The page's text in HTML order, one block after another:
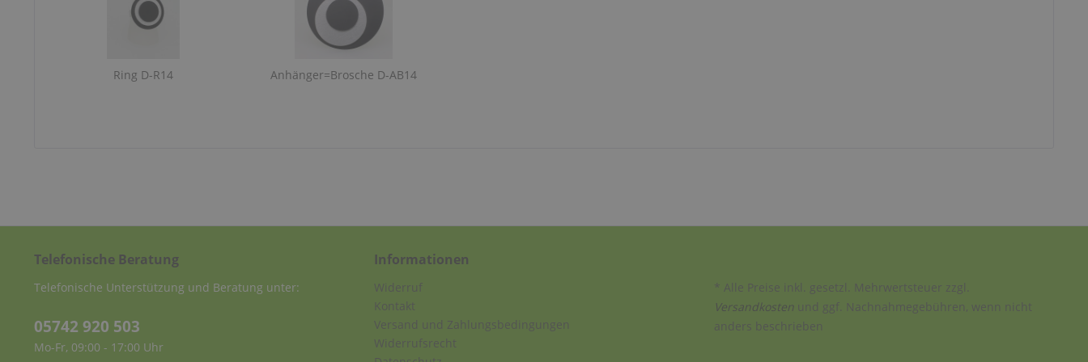
Ring D-R14 Anhänger=Brosche D-AB14
Telefonische Beratung
Telefonische Unterstützung und Beratung unter:
05742 920 503
Mo-Fr, 09:00 - 17:00 Uhr
Informationen
Widerruf
Kontakt
Versand und Zahlungsbedingungen
Widerrufsrecht
* Alle Preise inkl. gesetzl. Mehrwertsteuer zzgl.
Versandkosten und ggf. Nachnahmegebühren, wenn nicht
anders beschrieben